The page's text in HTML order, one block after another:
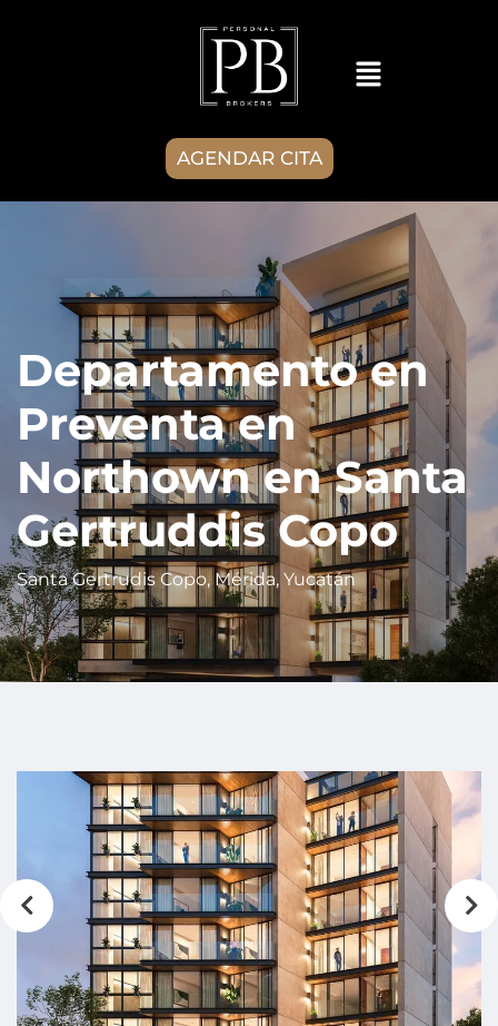
AGENDAR CITA
Departamento en
Preventa en
Northown en Santa
Gertruddis Copo
Santa Gertrudis Copo, Mérida, Yucatán